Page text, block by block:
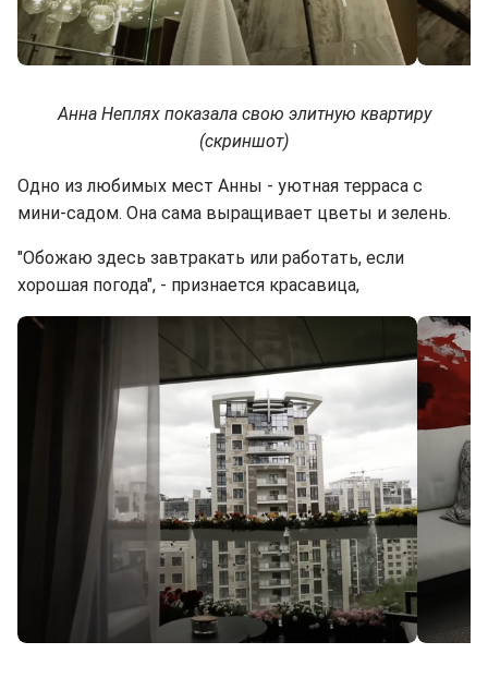
Анна Неплях показала свою элитную квартиру
(скриншот)
Одно из любимых мест Анны - уютная терраса с
мини-садом. Она сама выращивает цветы и зелень.
"Обожаю здесь завтракать или работать, если
хорошая погода", - признается красавица,